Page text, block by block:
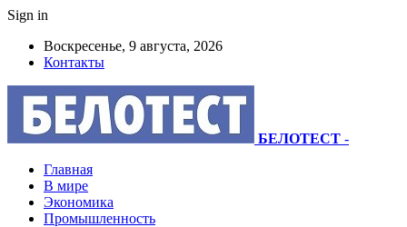
Sign in
Воскресенье, 9 августа, 2026
Контакты
БЕЛОТЕСТ -
Главная
В мире
Экономика
Промышленность